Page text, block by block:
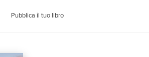
Pubblica il tuo libro